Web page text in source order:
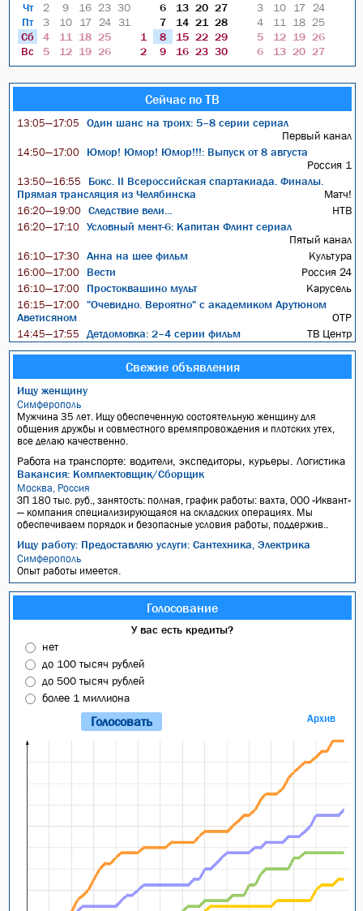
Чт
Пт
Сб
Вс
2
9 16 23 30
3
10 17 24 31
4
11 18 25
5
12 19 26
6
13 20 27
7
14 21
28
1
8 15 22 29
2
9 16 23 30
3
10 17
24
4
11 18 25
5
12 19 26
6
13 20 27
Сейчас по ТВ
13:05—17:05
Один шанс на троих: 5–8 серии сериал
Первый канал
14:50—17:00
Юмор! Юмор! Юмор!!!: Выпуск от 8 августа
Россия 1
13:50—16:55
Бокс. II Всероссийская спартакиада. Финалы.
Прямая трансляция из Челябинска
Матч!
16:20—19:00 Следствие вели... НТВ
16:20—17:10
Условный мент-6: Капитан Флинт сериал
Пятый канал
16:10—17:30 Анна на шее фильм Культура
16:00—17:00 Вести Россия 24
16:10—17:00 Простоквашино мульт Карусель
16:15—17:00
"Очевидно. Вероятно" с академиком Арутюном
Аветисяном
ОТР
14:45—17:55 Детдомовка: 2–4 серии фильм ТВ Центр
Свежие объявления
Ищу женщину
Симферополь
Мужчина 35 лет. Ищу обеспеченную состоятельную женщину для
общения дружбы и совместного времяпровождения и плотских утех,
все делаю качественно.
Работа на транспорте: водители, экспедиторы, курьеры. Логистика
Вакансия: Комплектовщик/Сборщик
Москва, Россия
ЗП 180 тыс. руб., занятость: полная, график работы: вахта, ООО «Иквант»
— компания специализирующаяся на складских операциях. Мы
обеспечиваем порядок и безопасные условия работы, поддержив..
Ищу работу: Предоставляю услуги: Сантехника, Электрика
Симферополь
Опыт работы имеется.
Голосование
У вас есть кредиты?
нет
до 100 тысяч рублей
до 500 тысяч рублей
более 1 миллиона
Архив